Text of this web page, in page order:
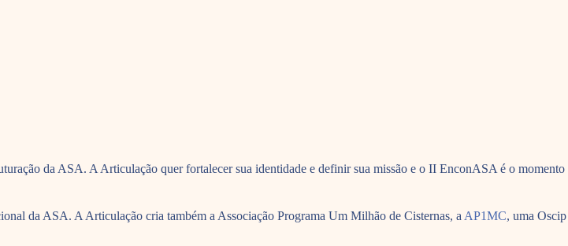
da ASA. A Articulação quer fortalecer sua identidade e definir sua missão e o II EnconASA é o momento
da ASA. A Articulação cria também a Associação Programa Um Milhão de Cisternas, a AP1MC, uma Oscip